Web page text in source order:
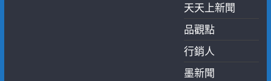
天天上新聞
品觀點
行銷人
墨新聞